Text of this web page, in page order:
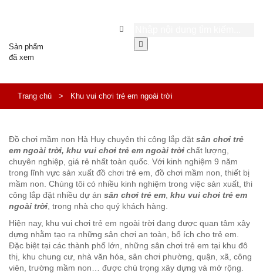
Sản phẩm
đã xem
Trang chủ > Khu vui chơi trẻ em ngoài trời
Đồ chơi mầm non Hà Huy chuyên thi công lắp đặt sân chơi trẻ
em ngoài trời, khu vui chơi trẻ em ngoài trời chất lượng,
chuyên nghiệp, giá rẻ nhất toàn quốc. Với kinh nghiệm 9 năm
trong lĩnh vực sản xuất đồ chơi trẻ em, đồ chơi mầm non, thiết bị
mầm non. Chúng tôi có nhiều kinh nghiệm trong việc sản xuất, thi
công lắp đặt nhiều dự án sân chơi trẻ em, khu vui chơi trẻ em
ngoài trời, trong nhà cho quý khách hàng.
Hiện nay, khu vui chơi trẻ em ngoài trời đang được quan tâm xây
dựng nhằm tạo ra những sân chơi an toàn, bổ ích cho trẻ em.
Đặc biệt tại các thành phố lớn, những sân chơi trẻ em tại khu đô
thị, khu chung cư, nhà văn hóa, sân chơi phường, quận, xã, công
viên, trường mầm non… được chú trọng xây dựng và mở rộng.